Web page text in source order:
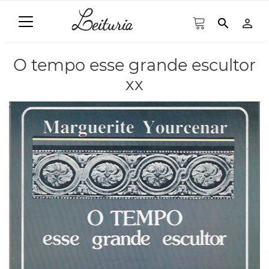
search person_outline
O tempo esse grande escultor
xx